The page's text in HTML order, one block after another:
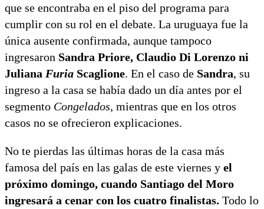
que se encontraba en el piso del programa para
cumplir con su rol en el debate. La uruguaya fue la
única ausente confirmada, aunque tampoco
ingresaron Sandra Priore, Claudio Di Lorenzo ni
Juliana Furia Scaglione. En el caso de Sandra, su
ingreso a la casa se había dado un día antes por el
segmento Congelados, mientras que en los otros
casos no se ofrecieron explicaciones.
No te pierdas las últimas horas de la casa más
famosa del país en las galas de este viernes y el
próximo domingo, cuando Santiago del Moro
ingresará a cenar con los cuatro finalistas. Todo lo